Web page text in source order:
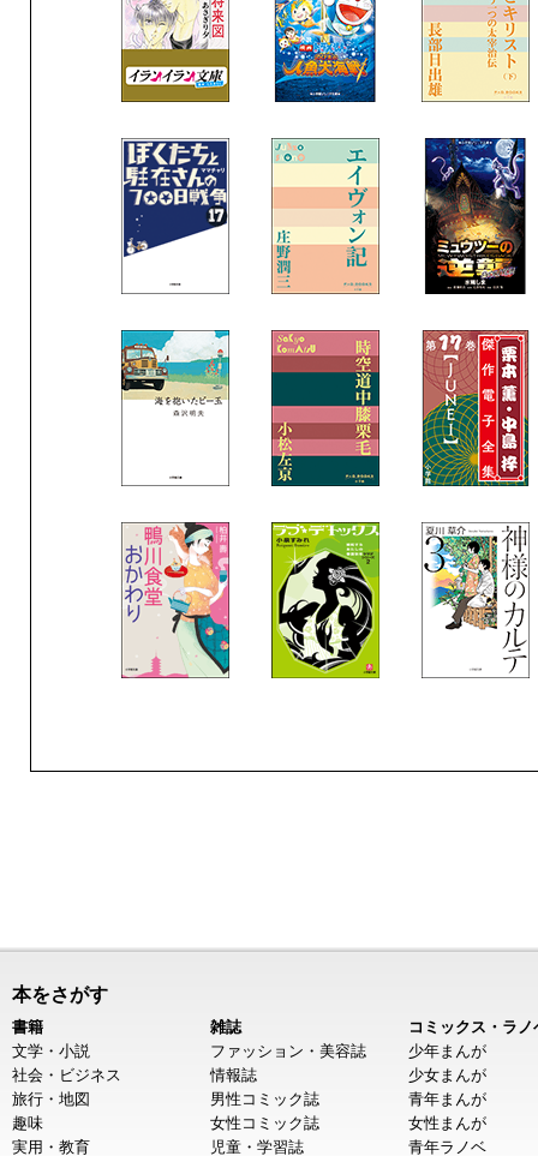
本をさがす
書籍
文学・小説
社会・ビジネス
旅行・地図
趣味
実用・教育
雑誌
ファッション・美容誌
情報誌
男性コミック誌
女性コミック誌
児童・学習誌
コミックス・ラノ
少年まんが
少女まんが
青年まんが
女性まんが
青年ラノベ